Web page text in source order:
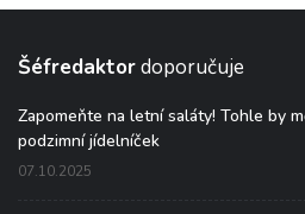
Šéfredaktordoporučuje
Zapomeňte na letní saláty! Tohle by
podzimní jídelníček
07.10.2025